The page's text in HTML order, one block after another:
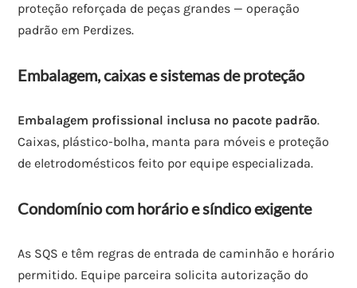
proteção reforçada de peças grandes — operação
padrão em Perdizes.
Embalagem, caixas e sistemas de proteção
Embalagem profissional inclusa no pacote padrão.
Caixas, plástico-bolha, manta para móveis e proteção
de eletrodomésticos feito por equipe especializada.
Condomínio com horário e síndico exigente
As SQS e têm regras de entrada de caminhão e horário
permitido. Equipe parceira solicita autorização do